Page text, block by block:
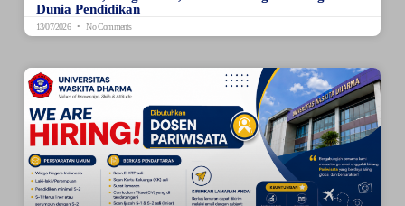
Dunia Pendidikan
13/07/2026 No Comments